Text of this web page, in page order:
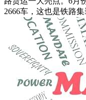
2666车，这也是铁路